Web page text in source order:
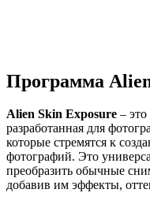
Программа
Alien Skin Exposure –
разработанная для
которые стремятся к
фотографий. Это
преобразить обычные
добавив им эффекты,